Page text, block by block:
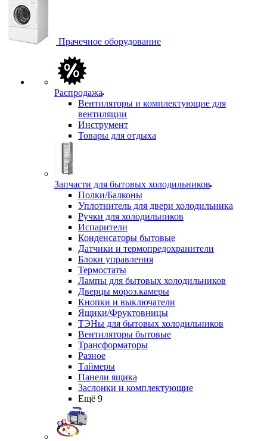
Прачечное оборудование
Распродажа
Вентиляторы и комплектующие для
вентиляции
Инструмент
Товары для отдыха
Запчасти для бытовых холодильников
Полки/Балконы
Уплотнитель для двери холодильника
Ручки для холодильников
Испарители
Конденсаторы бытовые
Датчики и термопредохранители
Блоки управления
Термостаты
Лампы для бытовых холодильников
Дверцы мороз.камеры
Кнопки и выключатели
Ящики/Фруктовницы
ТЭНы для бытовых холодильников
Вентиляторы бытовые
Трансформаторы
Разное
Таймеры
Панели ящика
Заслонки и комплектующие
Ещё 9